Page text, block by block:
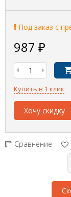
Под заказ с
987 ₽
Купить в 1 клик
Хочу скидку
Сравнение